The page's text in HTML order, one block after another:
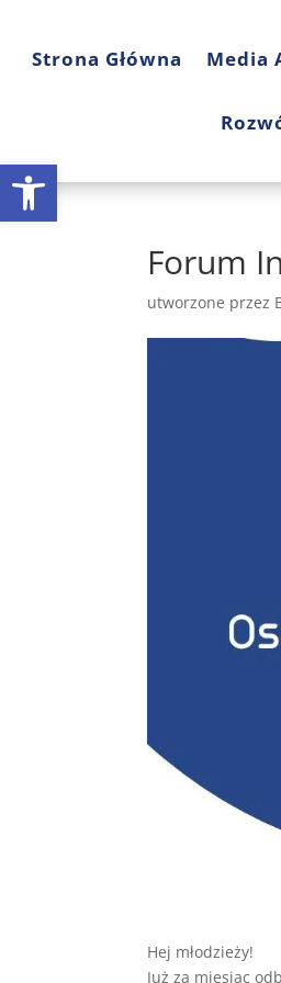
Open toolbar
Strona Główna Media
Forum
utworzone przez
Hej młodzieży!
Już za miesiąc